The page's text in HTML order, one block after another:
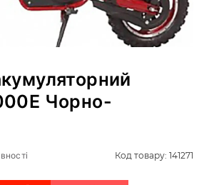
Чорно-
Код товару: 141271